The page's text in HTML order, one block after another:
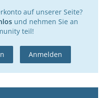
auf unserer Seite?
und nehmen Sie an
teil!
Anmelden